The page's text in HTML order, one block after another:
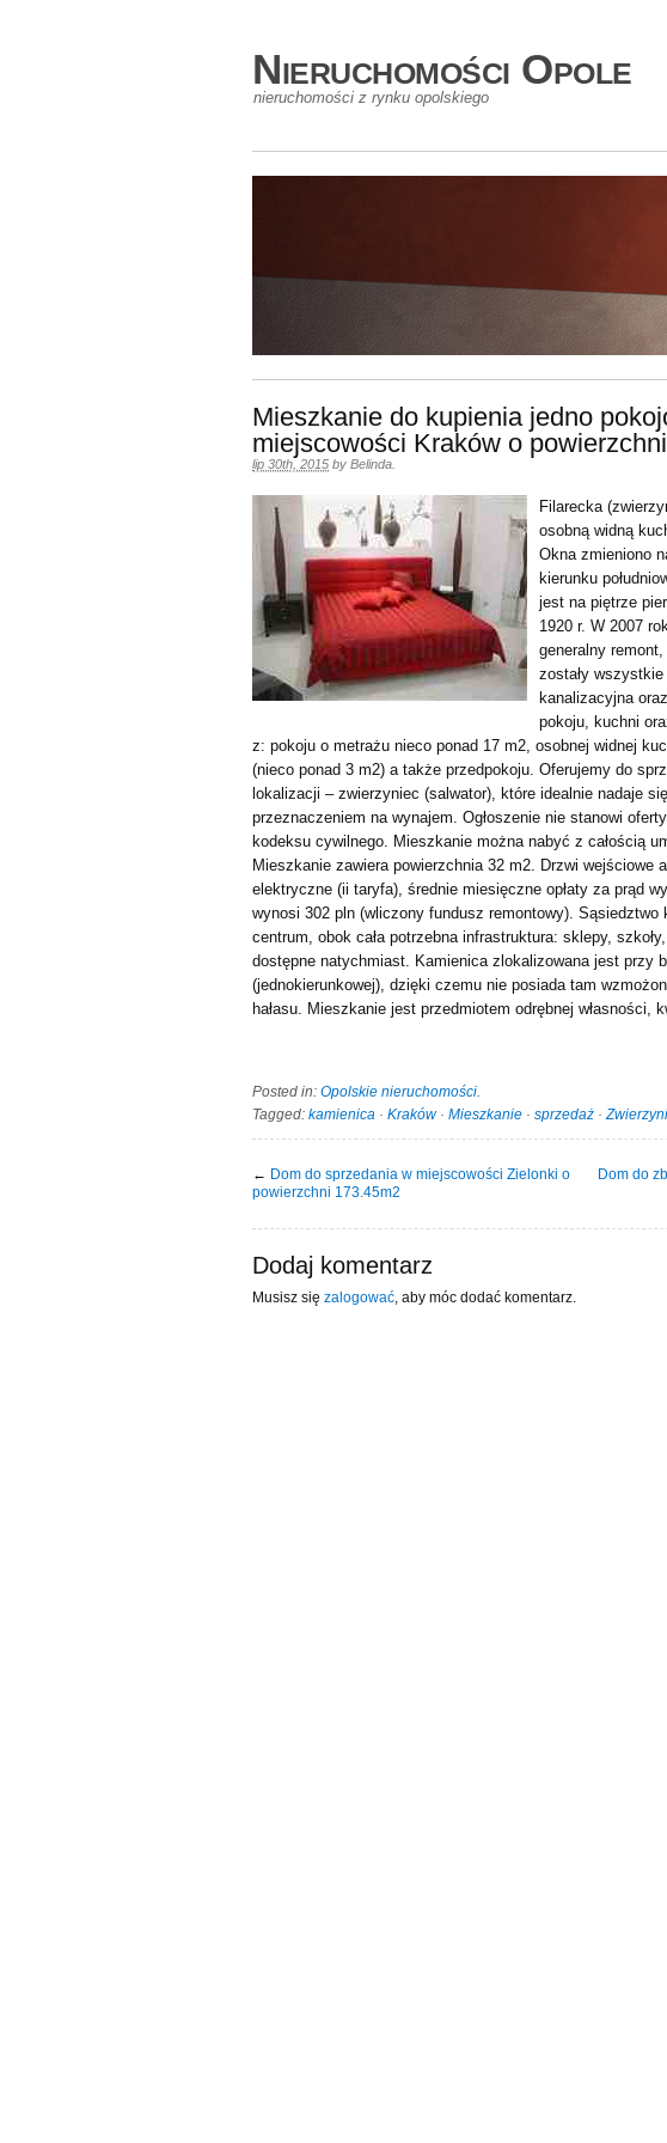
Nieruchomości Opole
nieruchomości z rynku opolskiego
Mieszkanie do kupienia jedno
miejscowości Kraków o
lip 30th, 2015 by Belinda
Filarecka
osobną widną
Okna zmieniono
kierunku
jest na piętrze
1920 r. W 2007
generalny
zostały
kanalizacyjna
pokoju, kuchni
z: pokoju o metrażu nieco ponad 17 m2, osobnej widnej
(nieco ponad 3 m2) a także przedpokoju. Oferujemy do
lokalizacji – zwierzyniec (salwator), które idealnie nadaje
przeznaczeniem na wynajem. Ogłoszenie nie stanowi
kodeksu cywilnego. Mieszkanie można nabyć z całością
Mieszkanie zawiera powierzchnia 32 m2. Drzwi wejściowe
elektryczne (ii taryfa), średnie miesięczne opłaty za prąd
wynosi 302 pln (wliczony fundusz remontowy). Sąsiedztwo
centrum, obok cała potrzebna infrastruktura: sklepy,
dostępne natychmiast. Kamienica zlokalizowana jest przy
(jednokierunkowej), dzięki czemu nie posiada tam
hałasu. Mieszkanie jest przedmiotem odrębnej własności,
Posted in: Opolskie nieruchomości.
Tagged: kamienica · Kraków· Mieszkanie · sprzedaż ·
← Dom do sprzedania w miejscowości Zielonki o
powierzchni 173.45m2
Dom do
Dodaj komentarz
Musisz się zalogować , aby móc dodać komentarz.